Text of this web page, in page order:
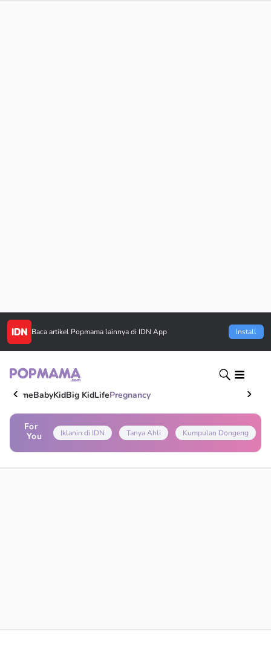
Baca artikel Popmama lainnya di IDN App Install
HomeBabyKidBig KidLifePregnancy
For
You
Iklanin di IDN Tanya Ahli Kumpulan Dongeng